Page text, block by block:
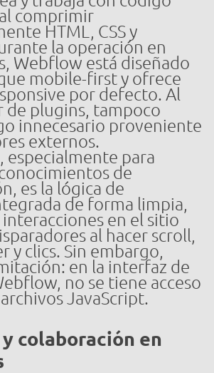
comprimir
HTML, CSS y
la operación en
Webflow está diseñado
mobile-first y ofrece
por defecto. Al
de plugins, tampoco
innecesario proveniente
externos.
especialmente para
de
es la lógica de
de forma limpia,
en el sitio
al hacer scroll,
y clics. Sin embargo,
en la interfaz de
no se tiene acceso
JavaScript.
colaboración en